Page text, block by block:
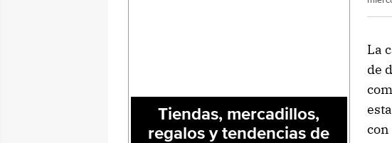
La
de
con
Tiendas, mercadillos,
regalos y tendencias de